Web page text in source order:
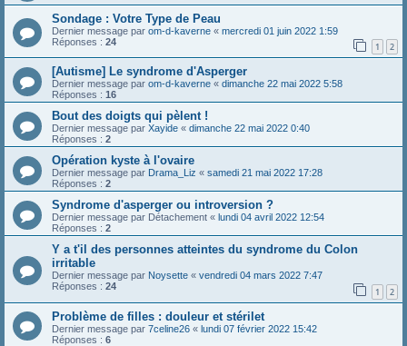
Sondage : Votre Type de Peau
Dernier message par om-d-kaverne « mercredi 01 juin 2022 1:59
Réponses : 24 1 2
[Autisme] Le syndrome d'Asperger
Dernier message par om-d-kaverne « dimanche 22 mai 2022 5:58
Réponses : 16
Bout des doigts qui pèlent !
Dernier message par Xayide « dimanche 22 mai 2022 0:40
Réponses : 2
Opération kyste à l'ovaire
Dernier message par Drama_Liz « samedi 21 mai 2022 17:28
Réponses : 2
Syndrome d'asperger ou introversion ?
Dernier message par Détachement « lundi 04 avril 2022 12:54
Réponses : 2
Y a t'il des personnes atteintes du syndrome du Colon
irritable
Dernier message par Noysette « vendredi 04 mars 2022 7:47
Réponses : 24 1 2
Problème de filles : douleur et stérilet
Dernier message par 7celine26 « lundi 07 février 2022 15:42
Réponses : 6